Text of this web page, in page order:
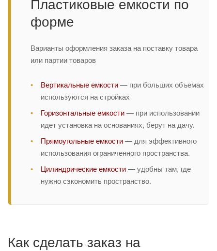
Пластиковые емкости по
форме
Варианты оформления заказа на поставку товара
или партии товаров
Вертикальные емкости — при больших объемах
используются на стройках
Горизонтальные емкости — при использовании
идет установка на основаниях, берут на дачу.
Прямоугольные емкости — для эффективного
использования ограниченного пространства.
Цилиндрические емкости — удобны там, где
нужно сэкономить пространство.
Как сделать заказ на